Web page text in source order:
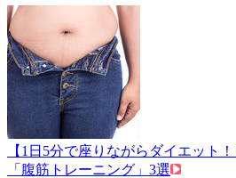
【1日5分で座りながらダイエット
「腹筋トレーニング」3選